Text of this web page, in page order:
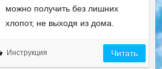
можно получить без лишних
хлопот, не выходя из дома.
Инструкция Читать